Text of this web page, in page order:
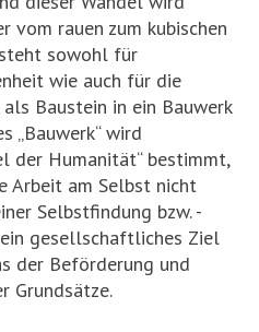
vom rauen zum kubischen
sowohl für
wie auch für die
Baustein in ein Bauwerk
„Bauwerk“ wird
der Humanität“ bestimmt,
Arbeit am Selbst nicht
Selbstfindung bzw. -
gesellschaftliches Ziel
der Beförderung und
Grundsätze.